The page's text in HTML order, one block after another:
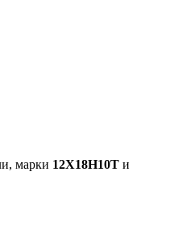
марки 12Х18Н10Т и